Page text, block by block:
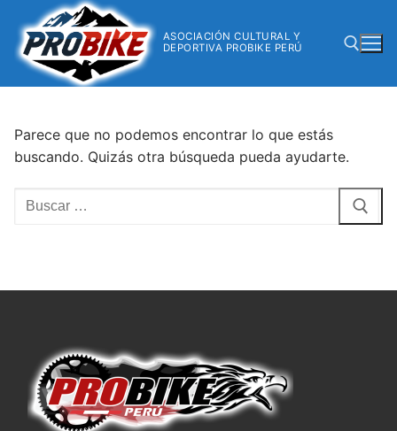
ASOCIACIÓN CULTURAL Y
DEPORTIVA PROBIKE PERÚ
Parece que no podemos encontrar lo que estás
buscando. Quizás otra búsqueda pueda ayudarte.